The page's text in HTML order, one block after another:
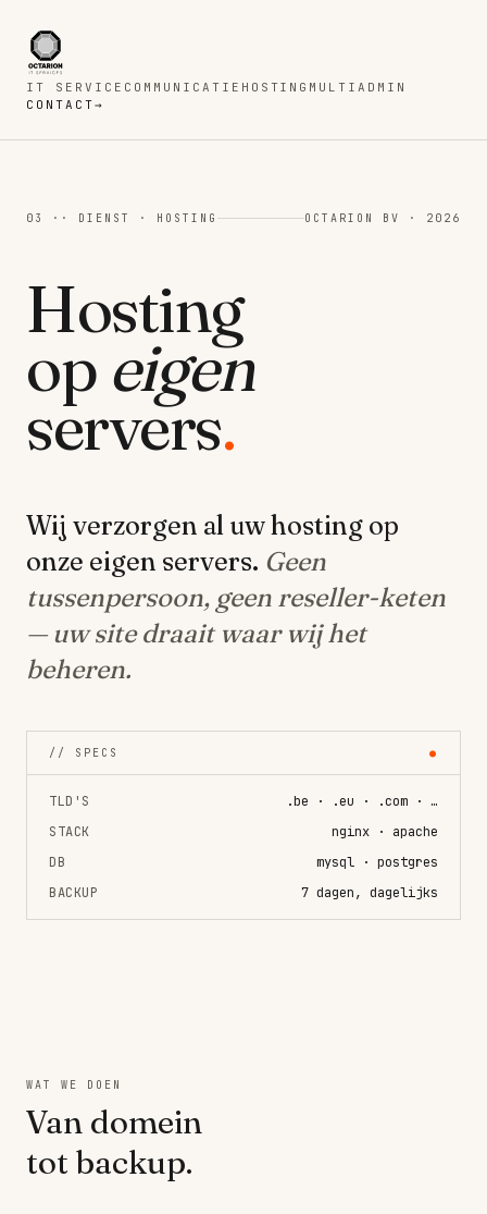
IT SERVICE COMMUNICATIE HOSTING MULTIADMIN
CONTACT→
03 ·· DIENST · HOSTING OCTARION BV · 2026
Hosting
op eigen
servers.
Wij verzorgen al uw hosting op
onze eigen servers. Geen
tussenpersoon, geen reseller-keten
— uw site draait waar wij het
beheren.
// SPECS ●
TLD'S
.be · .eu · .com · …
STACK
nginx · apache
DB
mysql · postgres
BACKUP
7 dagen, dagelijks
WAT WE DOEN
Van domein
tot backup.